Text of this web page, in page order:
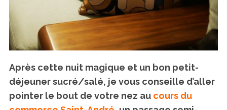
Après cette nuit magique et un bon petit-
déjeuner sucré/salé, je vous conseille d’aller
pointer le bout de votre nez au cours du